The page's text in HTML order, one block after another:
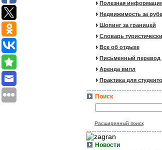
Полезная
Недвижимость за
Шопинг за границей
Словарь
Все об отдыхе
Письменный перевод
Аренда вилл
Практика для
Поиск
Расширенный поиск
Новости